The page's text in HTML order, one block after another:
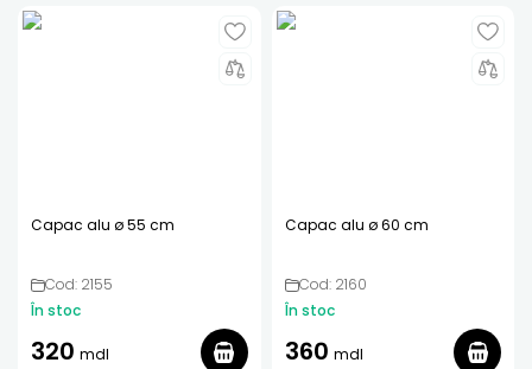
Capac alu ø 55 cm
Cod: 2155
În stoc
320 mdl
Capac alu ø 60 cm
Cod: 2160
În stoc
360 mdl